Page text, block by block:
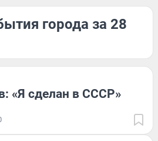
города за 28
«Я сделан в СССР»